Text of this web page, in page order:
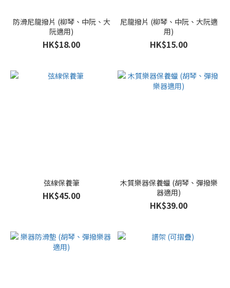
防滑尼龍撥片 (柳琴、中阮、大
阮適用)
HK$18.00
尼龍撥片 (柳琴、中阮、大阮適
用)
HK$15.00
弦線保養筆
HK$45.00
木質樂器保養蠟 (胡琴、彈撥樂
器適用)
HK$39.00